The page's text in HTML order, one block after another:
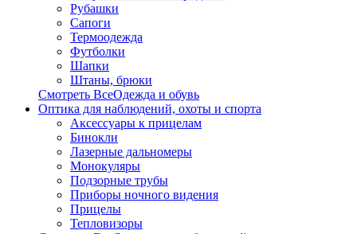
Рубашки
Сапоги
Термоодежда
Футболки
Шапки
Штаны, брюки
Смотреть ВсеОдежда и обувь
Оптика для наблюдений, охоты и спорта
Аксессуары к прицелам
Бинокли
Лазерные дальномеры
Монокуляры
Подзорные трубы
Приборы ночного видения
Прицелы
Тепловизоры